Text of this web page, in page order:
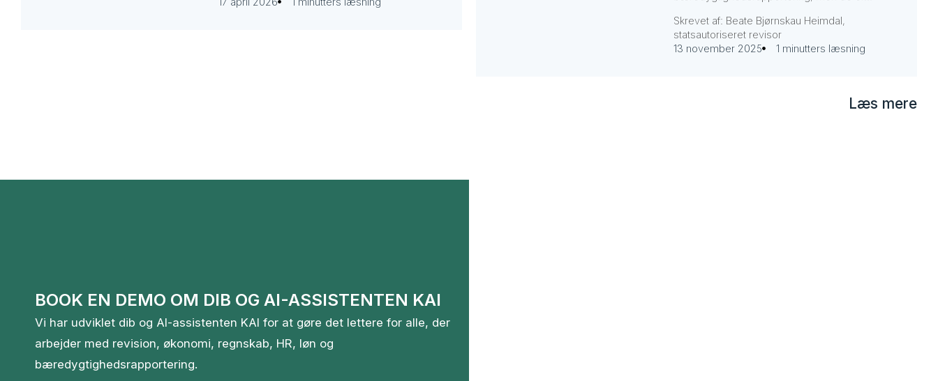
Skrevet af: Beate Bjørnskau Heimdal,
statsautoriseret revisor
13 november 2025
1 minutters læsning
Læs mere
BOOK EN DEMO OM DIB OG AI-ASSISTENTEN KAI
Vi har udviklet dib og AI-assistenten KAI for at gøre det lettere for alle, der
arbejder med revision, økonomi, regnskab, HR, løn og
bæredygtighedsrapportering.